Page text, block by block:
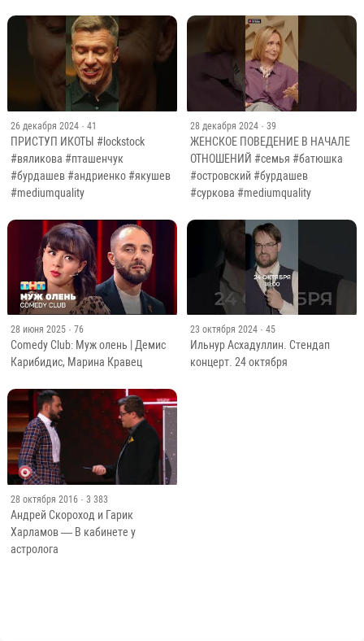
26 декабря 2024 · 41
ПРИСТУП ИКОТЫ #lockstock
#вяликова #пташенчук
#бурдашев #андриенко #якушев
#mediumquality
28 декабря 2024 · 39
ЖЕНСКОЕ ПОВЕДЕНИЕ В НАЧАЛЕ
ОТНОШЕНИЙ #семья #батюшка
#островский #бурдашев
#суркова #mediumquality
28 июня 2025 · 76
Comedy Club: Муж олень | Демис
Карибидис, Марина Кравец
23 октября 2024 · 45
Ильнур Асхадуллин. Стендап
концерт. 24 октября
28 октября 2016 · 3 383
Андрей Скороход и Гарик
Харламов — В кабинете у
астролога